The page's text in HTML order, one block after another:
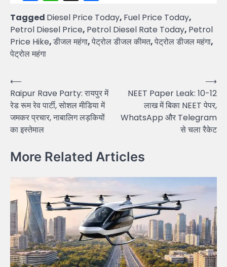
Tagged Diesel Price Today, Fuel Price Today,
Petrol Diesel Price, Petrol Diesel Rate Today, Petrol
Price Hike,डीजल महंगा,पेट्रोल डीजल कीमत,पेट्रोल डीजल महंगा,
पेट्रोल महंगा
Post
navigation
⟵
Raipur Rave Party: रायपुर में
रेड रूम रेव पार्टी, सोशल मीडिया में
जमकर प्रचार, नाबालिग लड़कियों
का इस्तेमाल
NEET Paper Leak: 10-12
लाख में बिका NEET पेपर,
WhatsApp और Telegram
से चला रैकेट
⟶
More Related Articles